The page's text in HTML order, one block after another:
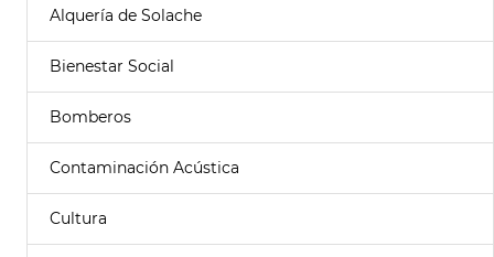
Alquería de Solache
Bienestar Social
Bomberos
Contaminación Acústica
Cultura